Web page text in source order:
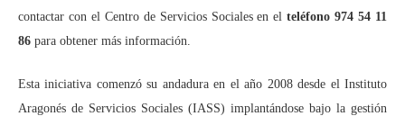
contactar con el Centro de Servicios Sociales en elteléfono 974 54 11
86 para obtener más información.
Esta iniciativa comenzó su andadura en el año 2008 desde el Instituto
Aragonés de Servicios Sociales (IASS) implantándose bajo la gestión